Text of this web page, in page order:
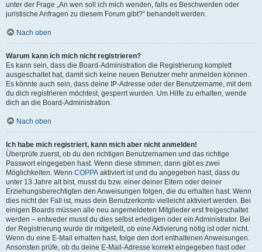
unter der Frage „An wen soll ich mich wenden, falls es Beschwerden oder
juristische Anfragen zu diesem Forum gibt?“ behandelt werden.
Nach oben
Warum kann ich mich nicht registrieren?
Es kann sein, dass die Board-Administration die Registrierung komplett
ausgeschaltet hat, damit sich keine neuen Benutzer mehr anmelden können.
Es könnte auch sein, dass deine IP-Adresse oder der Benutzername, mit dem
du dich registrieren möchtest, gesperrt wurden. Um Hilfe zu erhalten, wende
dich an die Board-Administration.
Nach oben
Ich habe mich registriert, kann mich aber nicht anmelden!
Überprüfe zuerst, ob du den richtigen Benutzernamen und das richtige
Passwort eingegeben hast. Wenn diese stimmen, dann gibt es zwei
Möglichkeiten. Wenn COPPA aktiviert ist und du angegeben hast, dass du
unter 13 Jahre alt bist, musst du bzw. einer deiner Eltern oder deiner
Erziehungsberechtigten den Anweisungen folgen, die du erhalten hast. Wenn
dies nicht der Fall ist, muss dein Benutzerkonto vielleicht aktiviert werden. Bei
einigen Boards müssen alle neu angemeldeten Mitglieder erst freigeschaltet
werden – entweder musst du dies selbst erledigen oder ein Administrator. Bei
der Registrierung wurde dir mitgeteilt, ob eine Aktivierung nötig ist oder nicht.
Wenn du eine E-Mail erhalten hast, folge den dort enthaltenen Anweisungen.
Ansonsten prüfe, ob du deine E-Mail-Adresse korrekt eingegeben hast oder